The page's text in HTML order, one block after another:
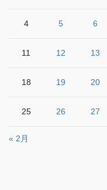
4 5 6
11 12 13
18 19 20
25 26 27
« 2月